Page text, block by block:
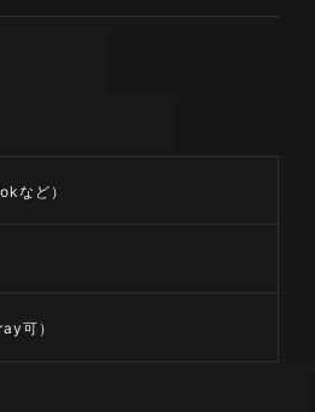
など）
可）